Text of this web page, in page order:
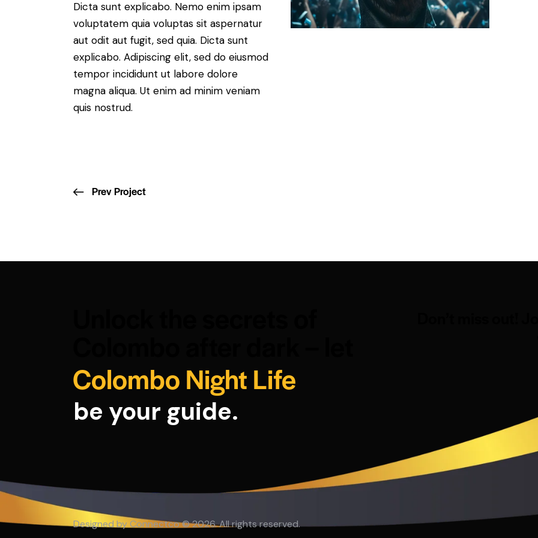
Dicta sunt explicabo. Nemo enim ipsam
voluptatem quia voluptas sit aspernatur
aut odit aut fugit, sed quia. Dicta sunt
explicabo. Adipiscing elit, sed do eiusmod
tempor incididunt ut labore dolore
magna aliqua. Ut enim ad minim veniam
quis nostrud.
Prev Project
Colombo Night Life
be your guide.
Designed byConnectco© 2026. All rights reserved.